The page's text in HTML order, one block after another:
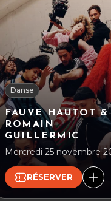
Danse
FAUVE HAUTOT &
ROMAIN
GUILLERMIC
Mercredi 25 novembre
RÉSERVER